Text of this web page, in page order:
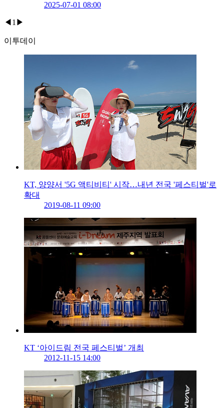
2025-07-01 08:00
◀ 1 ▶
이투데이
KT, 양양서 '5G 액티비티' 시작…내년 전국 '페스티벌'로
확대
2019-08-11 09:00
KT ‘아이드림 전국 페스티벌’ 개최
2012-11-15 14:00